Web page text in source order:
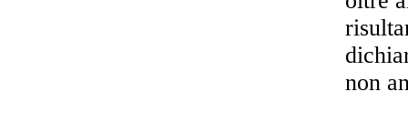
non